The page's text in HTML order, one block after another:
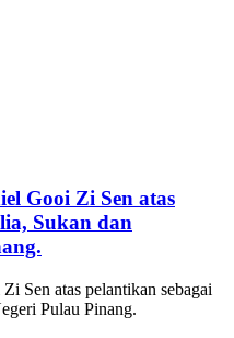
Gooi Zi Sen atas
Sukan dan
Sen atas pelantikan sebagai
Pulau Pinang.